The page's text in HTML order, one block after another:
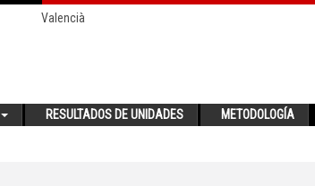
Valencià
RESULTADOS DE UNIDADES METODOLOGÍA